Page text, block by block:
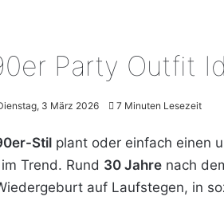
Party Outfit
3 März 2026 7 Minuten Lesezeit
Stil plant oder einfach einen
Trend. Rund 30 Jahre nach
auf Laufstegen, in